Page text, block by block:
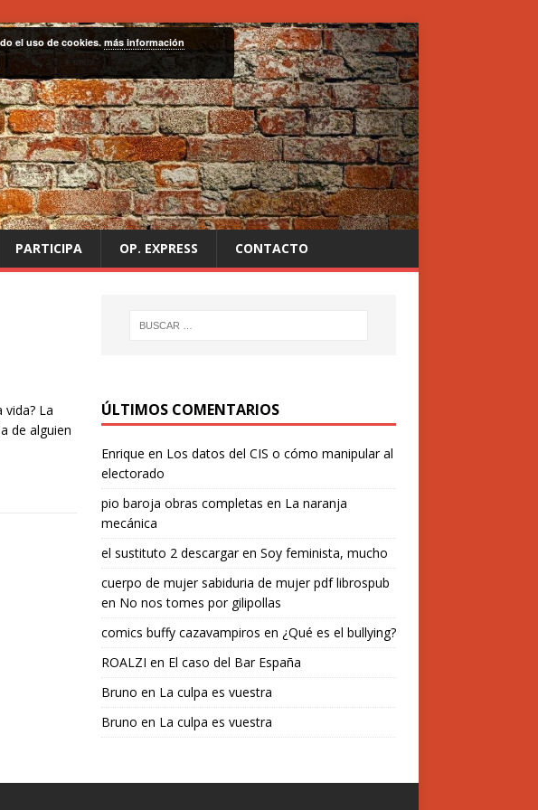
PARTICIPA OP. EXPRESS CONTACTO
La
de alguien
ÚLTIMOS COMENTARIOS
Enrique en Los datos del CIS o cómo manipular al
electorado
pio baroja obras completas en La naranja
mecánica
el sustituto 2 descargaren Soy feminista, mucho
cuerpo de mujer sabiduria de mujer pdf librospub
en No nos tomes por gilipollas
comics buffy cazavampiros en ¿Qué es el bullying?
ROALZI en El caso del Bar España
Bruno en La culpa es vuestra
Bruno en La culpa es vuestra
el uso de cookies.más información